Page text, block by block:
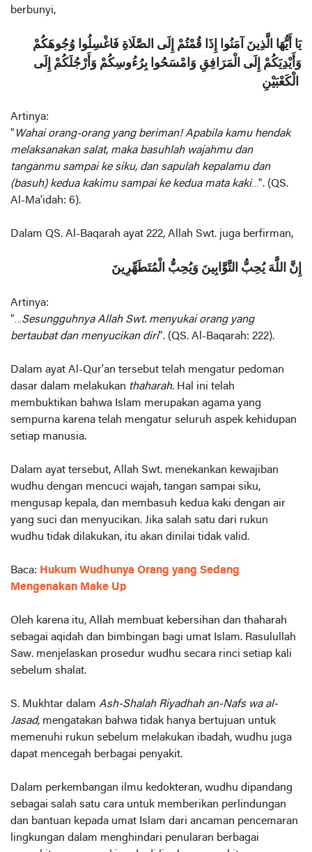
berbunyi,
يَا أَيُّهَا الَّذِينَ آمَنُوا إِذَا قُمْتُمْ إِلَى الصَّلَاةِ فَاغْسِلُوا وُجُوهَكُمْ
وَأَيْدِيَكُمْ إِلَى الْمَرَافِقِ وَامْسَحُوا بِرُءُوسِكُمْ وَأَرْجُلَكُمْ إِلَى
الْكَعْبَيْنِ
Artinya:
" Wahai orang-orang yang beriman! Apabila kamu hendak
melaksanakan salat, maka basuhlah wajahmu dan
tanganmu sampai ke siku, dan sapulah kepalamu dan
(basuh) kedua kakimu sampai ke kedua mata kaki…". (QS.
Al-Ma'idah: 6).
Dalam QS. Al-Baqarah ayat 222, Allah Swt. juga berfirman,
إِنَّ اللَّهَ يُحِبُّ التَّوَّابِينَ وَيُحِبُّ الْمُتَطَهِّرِينَ
Artinya:
"…Sesungguhnya Allah Swt. menyukai orang yang
bertaubat dan menyucikan diri". (QS. Al-Baqarah: 222).
Dalam ayat Al-Qur’an tersebut telah mengatur pedoman
dasar dalam melakukan thaharah. Hal ini telah
membuktikan bahwa Islam merupakan agama yang
sempurna karena telah mengatur seluruh aspek kehidupan
setiap manusia.
Dalam ayat tersebut, Allah Swt. menekankan kewajiban
wudhu dengan mencuci wajah, tangan sampai siku,
mengusap kepala, dan membasuh kedua kaki dengan air
yang suci dan menyucikan. Jika salah satu dari rukun
wudhu tidak dilakukan, itu akan dinilai tidak valid.
Baca: Hukum Wudhunya Orang yang Sedang
Mengenakan Make Up
Oleh karena itu, Allah membuat kebersihan dan thaharah
sebagai aqidah dan bimbingan bagi umat Islam. Rasulullah
Saw. menjelaskan prosedur wudhu secara rinci setiap kali
sebelum shalat.
S. Mukhtar dalam Ash-Shalah Riyadhah an-Nafs wa al-
Jasad, mengatakan bahwa tidak hanya bertujuan untuk
memenuhi rukun sebelum melakukan ibadah, wudhu juga
dapat mencegah berbagai penyakit.
Dalam perkembangan ilmu kedokteran, wudhu dipandang
sebagai salah satu cara untuk memberikan perlindungan
dan bantuan kepada umat Islam dari ancaman pencemaran
lingkungan dalam menghindari penularan berbagai